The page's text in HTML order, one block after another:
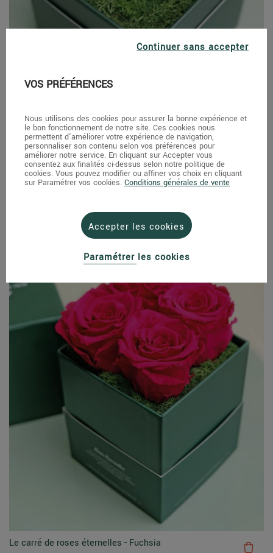
L'unique rose éternelle - Fuchsia
34,90 €
Le carré de roses éternelles - Blanc
Le carré de roses éternelles - Fuchsia
Continuer sans accepter
VOS PRÉFÉRENCES
Nous utilisons des cookies pour assurer la bonne expérience et
le bon fonctionnement de notre site. Ces cookies nous
permettent d'améliorer votre expérience de navigation,
personnaliser son contenu selon vos préférences pour
améliorer notre service. En cliquant sur Accepter vous
consentez aux finalités ci-dessus selon notre politique de
cookies. Vous pouvez modifier ou affiner vos choix en cliquant
sur Paramétrer vos cookies. Conditions générales de vente
Accepter les cookies
Paramétrer les cookies